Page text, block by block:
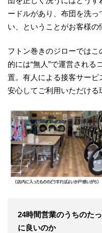
ードルがあり、布団を洗
い、ということがお客様の
フトン巻きのジローでは
的には“無人”で運営され
置。有人による接客サー
安心してご利用いただける
24時間営業のうちのた
に良いのか